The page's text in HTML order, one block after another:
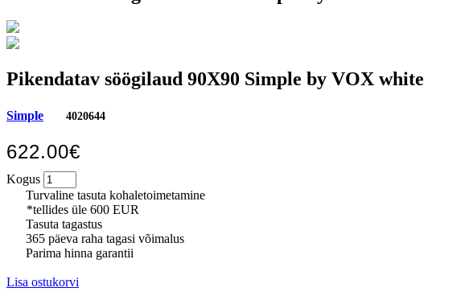
Pikendatav söögilaud 90X90 Simple by VOX white
Simple 4020644
622.00€
Kogus
Turvaline tasuta kohaletoimetamine
*tellides üle 600 EUR
Tasuta tagastus
365 päeva raha tagasi võimalus
Parima hinna garantii
Lisa ostukorvi